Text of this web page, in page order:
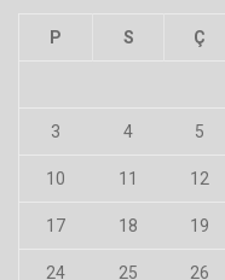
P S Ç
3 4 5
10 11 12
17 18 19
24 25 26